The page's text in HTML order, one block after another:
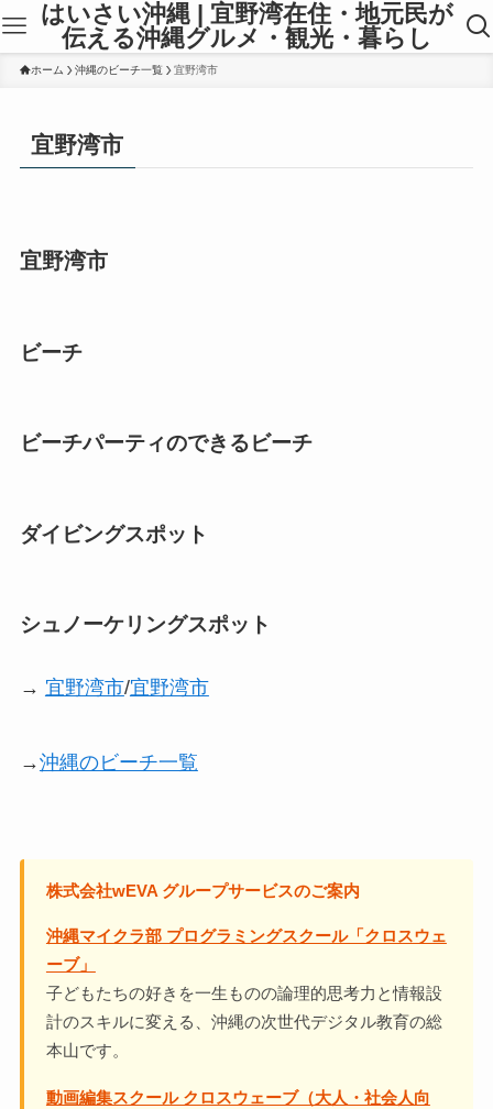
はいさい沖縄 | 宜野湾在住・地元民が
伝える沖縄グルメ・観光・暮らし
ホーム 沖縄のビーチ一覧 宜野湾市
宜野湾市
宜野湾市
ビーチ
ビーチパーティのできるビーチ
ダイビングスポット
シュノーケリングスポット
→ 宜野湾市/宜野湾市
→沖縄のビーチ一覧
株式会社wEVA グループサービスのご案内
沖縄マイクラ部 プログラミングスクール「クロスウェ
ーブ」
子どもたちの好きを一生ものの論理的思考力と情報設
計のスキルに変える、沖縄の次世代デジタル教育の総
本山です。
動画編集スクール クロスウェーブ（大人・社会人向